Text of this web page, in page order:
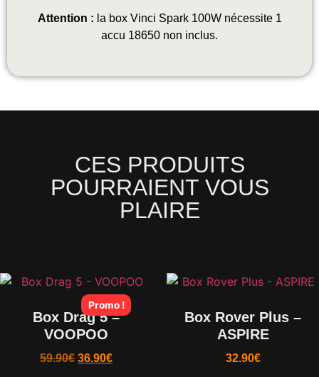
Attention : la box Vinci Spark 100W nécessite 1
accu 18650 non inclus.
CES PRODUITS
POURRAIENT VOUS
PLAIRE
Promo !
Box Drag 5 –
VOOPOO
59.90€ 36.90€
Box Rover Plus –
ASPIRE
32.90€